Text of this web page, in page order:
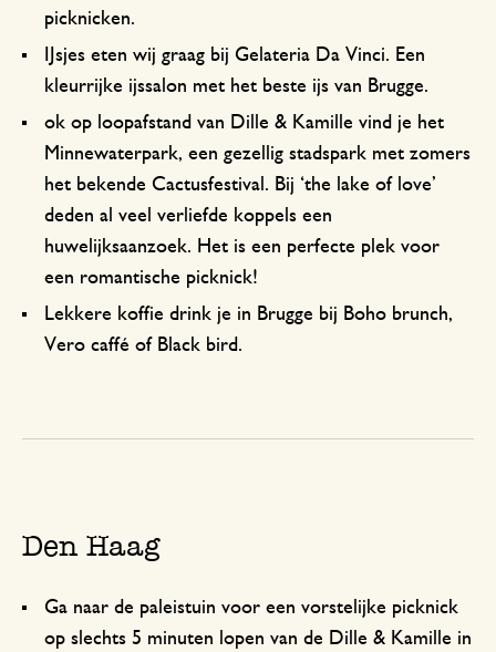
picknicken.
IJsjes eten wij graag bij Gelateria Da Vinci. Een
kleurrijke ijssalon met het beste ijs van Brugge.
ok op loopafstand van Dille & Kamille vind je het
Minnewaterpark, een gezellig stadspark met zomers
het bekende Cactusfestival. Bij ‘the lake of love’
deden al veel verliefde koppels een
huwelijksaanzoek. Het is een perfecte plek voor
een romantische picknick!
Lekkere koffie drink je in Brugge bij Boho brunch,
Vero caffé of Black bird.
Den Haag
Ga naar de paleistuin voor een vorstelijke picknick
op slechts 5 minuten lopen van de Dille & Kamille in